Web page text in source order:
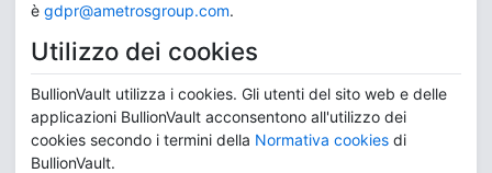
è gdpr@ametrosgroup.com.
Utilizzo dei cookies
BullionVault utilizza i cookies. Gli utenti del sito web e delle
applicazioni BullionVault acconsentono all'utilizzo dei
cookies secondo i termini della Normativa cookies di
BullionVault.